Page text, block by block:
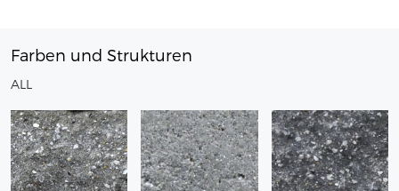
Farben und Strukturen
ALL